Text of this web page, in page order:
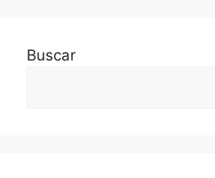
Buscar